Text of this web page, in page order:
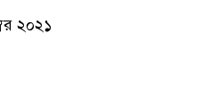
২০২১